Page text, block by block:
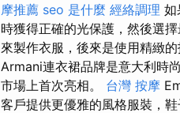
摩推薦 seo 是什麼 經絡調理 如
時獲得正確的光保護，然後選
來製作衣服，後來是使用精緻
Armani連衣裙品牌是意大利時
市場上首次亮相。 台灣 按摩
客戶提供更優雅的風格服裝，鞋